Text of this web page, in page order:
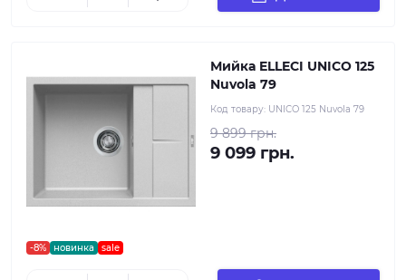
-8% новинка sale
Мийка ELLECI UNICO 125
Nuvola 79
Код товару: UNICO 125 Nuvola 79
9 899 грн.
9 099 грн.